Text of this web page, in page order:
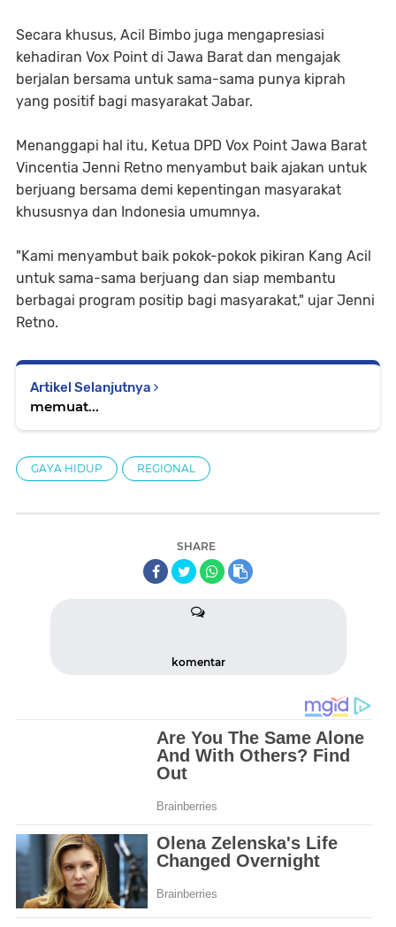
Secara khusus, Acil Bimbo juga mengapresiasi
kehadiran Vox Point di Jawa Barat dan mengajak
berjalan bersama untuk sama-sama punya kiprah
yang positif bagi masyarakat Jabar.
Menanggapi hal itu, Ketua DPD Vox Point Jawa Barat
Vincentia Jenni Retno menyambut baik ajakan untuk
berjuang bersama demi kepentingan masyarakat
khususnya dan Indonesia umumnya.
"Kami menyambut baik pokok-pokok pikiran Kang Acil
untuk sama-sama berjuang dan siap membantu
berbagai program positip bagi masyarakat," ujar Jenni
Retno.
Artikel Selanjutnya
memuat...
GAYA HIDUP REGIONAL
SHARE
komentar